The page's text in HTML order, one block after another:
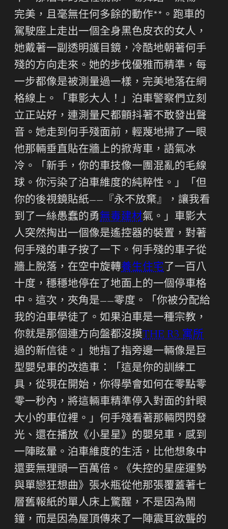
完美，且毫無任何多餘的動作**。跑車的
駕駛座上走出一個全身黑色皮衣的女人，
她戴著一副透明護目鏡，冷酷地朝著何手
殘的方向走來。她的步伐優雅而精準，每
一步都像是被測量過一樣，完美地落在網
格線上。「車影大人！」泊車警察們立刻
立正站好，連測量尺都顫抖著不敢發出聲
音。她走到何手殘面前，輕蔑地掃了一眼
他那輛垂直貼在牆上的掀背車，語氣冰
冷。「新手，你的車技像一團混亂的毛線
球。你污染了泊車維度的純粹性。」「但
你的後視鏡貼紙——『永不放棄』，讓我看
到了一絲愚蠢的勇無毒建材氣。」車影大
人突然掏出一個像是遙控器的裝置，對著
何手殘的車子按了一下。何手殘的車子從
牆上脫落，在空中旋轉養生住宅 了一百八
十度，穩穩地停在了地面上的一個停車格
中。這次，夾角是——零度。「你被分配給
我的泊車學徒了。如果泊車是一種宗教，
你就是那個連方向盤都沒摸THE R3 寓所
過的新信徒。」她指了指旁邊一輛像是巨
型嬰兒車的改造車：「這是你的訓練工
具，從現在開始，你得學會如何在零點零
零一秒內，將這輛車精準停入對面的針眼
大小的車位裡。」何手殘看著那輛閃閃發
光、還在播放《小星星》的嬰兒車，感到
一陣眩暈。泊車維度的生活，比他想象中
還要無理頭一百萬倍。《失控的星座運勢
與單戀狂想曲》張水瓶從他那張覆蓋著七
層舊報紙的單人床上驚醒，不是因為鬧
鐘，而是因為屋頂傳來了一陣震耳欲聾的